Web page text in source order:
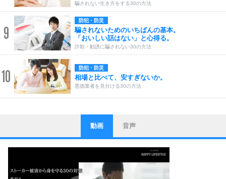
騙されない生き方をする30の方法
9
防犯・防災
騙されないためのいちばんの基本。
「おいしい話はない」と心得る。
詐欺・勧誘に騙されない30の方法
10 防犯・防災
相場と比べて、安すぎないか。
悪徳業者を見分ける30の方法
1
ストレス対策
他人と比べない。
いっそのこと、他人を見ない。
いらいらしない人になる30の方法
プラス思考
動画 音声